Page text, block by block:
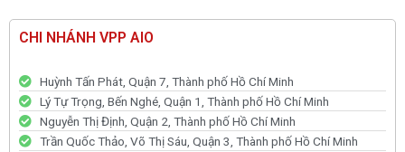
CHI NHÁNH VPP AIO
Huỳnh Tấn Phát, Quận 7, Thành phố Hồ Chí Minh
Lý Tự Trọng, Bến Nghé, Quận 1, Thành phố Hồ Chí Minh
Nguyễn Thị Định, Quận 2, Thành phố Hồ Chí Minh
Trần Quốc Thảo, Võ Thị Sáu, Quận 3, Thành phố Hồ Chí Minh